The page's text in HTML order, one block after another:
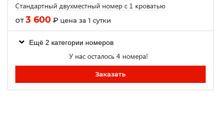
Стандартный двухместный номер с 1 кроватью
от3 600 ₽ цена за 1 сутки
Ещё 2 категории номеров
У нас осталось 4 номера!
Заказать